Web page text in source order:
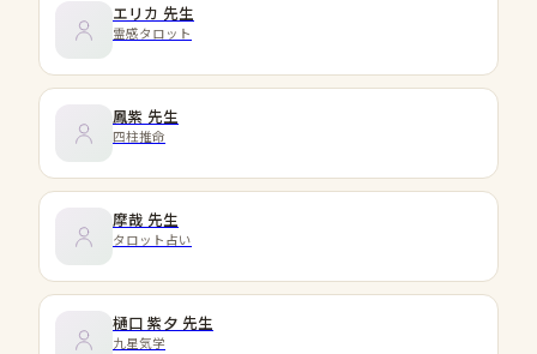
エリカ 先生
霊感タロット
鳳紫 先生
四柱推命
摩哉 先生
タロット占い
樋口 紫夕 先生
九星気学